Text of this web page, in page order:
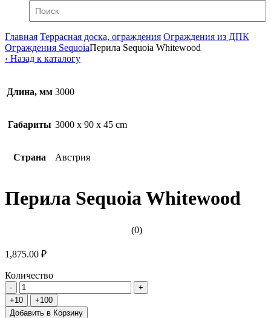
Главная Террасная доска, ограждения Ограждения из ДПК
Ограждения SequoiaПерила Sequoia Whitewood
‹ Назад к каталогу
Длина, мм 3000
Габариты 3000 x 90 x 45 cm
Страна Австрия
Перила Sequoia Whitewood
(0)
1,875.00 ₽
Количество
Добавить в Корзину